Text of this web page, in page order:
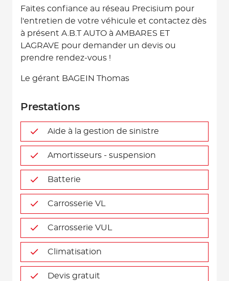
Faites confiance au réseau Precisium pour
l'entretien de votre véhicule et contactez dès
à présent A.B.T AUTO à AMBARES ET
LAGRAVE pour demander un devis ou
prendre rendez-vous !
Le gérant BAGEIN Thomas
Prestations
Aide à la gestion de sinistre
Amortisseurs - suspension
Batterie
Carrosserie VL
Carrosserie VUL
Climatisation
Devis gratuit